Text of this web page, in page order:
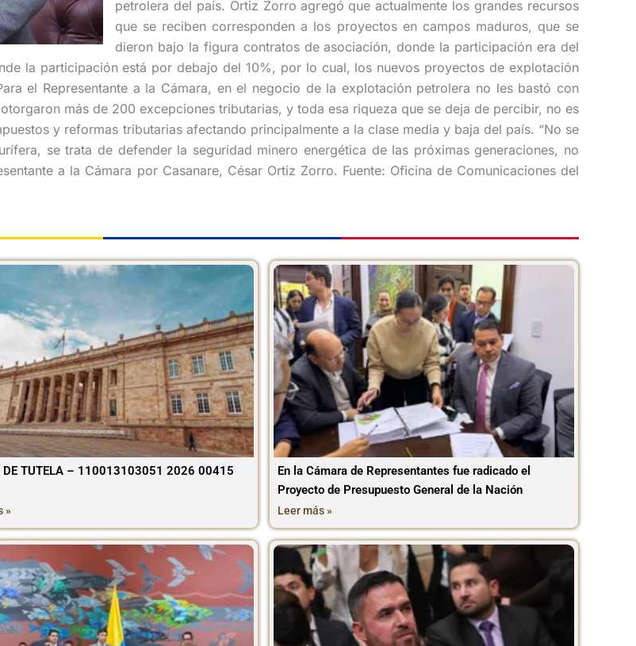
petrolera del país. Ortiz Zorro agregó que actualmente los grandes recursos
que se reciben corresponden a los proyectos en campos maduros, que se
dieron bajo la figura contratos de asociación, donde la participación era del
la participación está por debajo del 10%, por lo cual, los nuevos proyectos de explotación
el Representante a la Cámara, en el negocio de la explotación petrolera no les bastó con
más de 200 excepciones tributarias, y toda esa riqueza que se deja de percibir, no es
y reformas tributarias afectando principalmente a la clase media y baja del país. “No se
se trata de defender la seguridad minero energética de las próximas generaciones, no
a la Cámara por Casanare, César Ortiz Zorro. Fuente: Oficina de Comunicaciones del
DE TUTELA – 110013103051 2026 00415
»
En la Cámara de Representantes fue radicado el
Proyecto de Presupuesto General de la Nación
Leer más »